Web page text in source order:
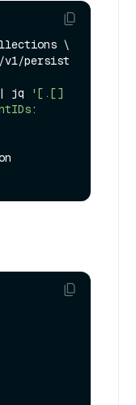
\
v1/persist
| jq
'[.[]